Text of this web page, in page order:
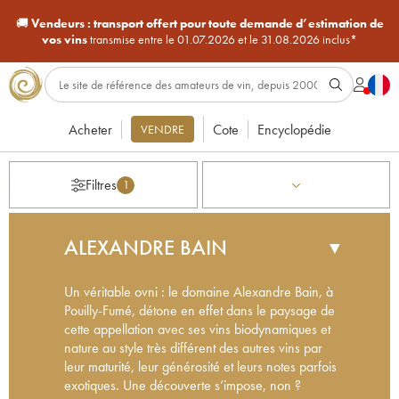
🚚Vendeurs : transport offert pour toute demande d’estimation de
vos vinstransmise entre le 01.07.2026 et le 31.08.2026 inclus*
Acheter VENDRE Cote Encyclopédie
Filtres 1
ALEXANDRE BAIN ▼
Un véritable ovni : le domaine Alexandre Bain, à
Pouilly-Fumé, détone en effet dans le paysage de
cette appellation avec ses vins biodynamiques et
nature au style très différent des autres vins par
leur maturité, leur générosité et leurs notes parfois
exotiques. Une découverte s’impose, non ?